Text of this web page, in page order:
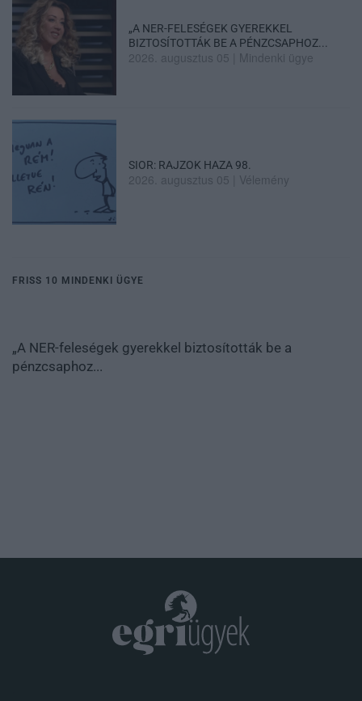
„A NER-FELESÉGEK GYEREKKEL
BIZTOSÍTOTTÁK BE A PÉNZCSAPHOZ...
2026. augusztus 05 Mindenki ügye
SIOR: RAJZOK HAZA 98.
2026. augusztus 05 Vélemény
FRISS 10 MINDENKI ÜGYE
„A NER-feleségek gyerekkel biztosították be a
pénzcsaphoz...